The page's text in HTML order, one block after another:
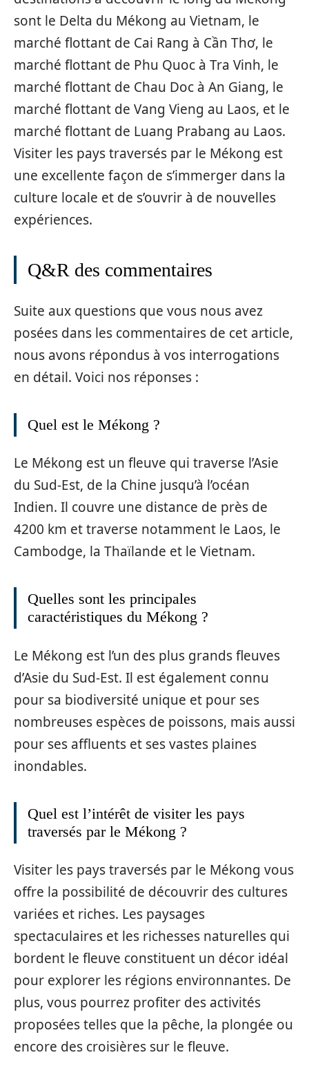
sont le Delta du Mékong au Vietnam, le
marché flottant de Cai Rang à Cần Thơ, le
marché flottant de Phu Quoc à Tra Vinh, le
marché flottant de Chau Doc à An Giang, le
marché flottant de Vang Vieng au Laos, et le
marché flottant de Luang Prabang au Laos.
Visiter les pays traversés par le Mékong est
une excellente façon de s’immerger dans la
culture locale et de s’ouvrir à de nouvelles
expériences.
Q&R des commentaires
Suite aux questions que vous nous avez
posées dans les commentaires de cet article,
nous avons répondus à vos interrogations
en détail. Voici nos réponses :
Quel est le Mékong ?
Le Mékong est un fleuve qui traverse l’Asie
du Sud-Est, de la Chine jusqu’à l’océan
Indien. Il couvre une distance de près de
4200 km et traverse notamment le Laos, le
Cambodge, la Thaïlande et le Vietnam.
Quelles sont les principales
caractéristiques du Mékong ?
Le Mékong est l’un des plus grands fleuves
d’Asie du Sud-Est. Il est également connu
pour sa biodiversité unique et pour ses
nombreuses espèces de poissons, mais aussi
pour ses affluents et ses vastes plaines
inondables.
Quel est l’intérêt de visiter les pays
traversés par le Mékong ?
Visiter les pays traversés par le Mékong vous
offre la possibilité de découvrir des cultures
variées et riches. Les paysages
spectaculaires et les richesses naturelles qui
bordent le fleuve constituent un décor idéal
pour explorer les régions environnantes. De
plus, vous pourrez profiter des activités
proposées telles que la pêche, la plongée ou
encore des croisières sur le fleuve.